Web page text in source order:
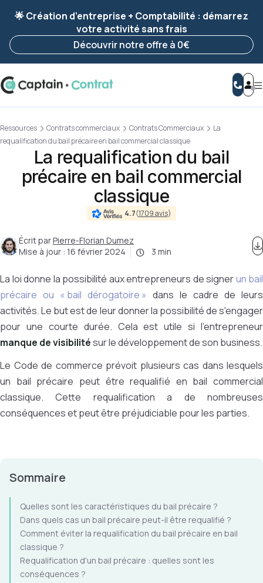
enregistrée 🚀
Reprendre ma démarche
🌟 Création d’entreprise + Comptabilité : démarrez
votre activité sans frais
Découvrir notre offre à 0€
Ressources Contrats commerciaux Contrats Commerciaux
La
requalification du bail précaire en bail commercial classique
La requalification du bail
précaire en bail commercial
classique
4.7(1709 avis)
Écrit parPierre-Florian Dumez
Mise à jour : 16 février 2024 3 min
La loi donne la possibilité aux entrepreneurs de signerun bail
précaire ou « bail dérogatoire » dans le cadre de leurs
activités. Le but est de leur donner la possibilité de s'engager
pour une courte durée. Cela est utile si l'entrepreneur
manque de visibilitésur le développement de son business.
Le Code de commerce prévoit plusieurs cas dans lesquels
un bail précaire peut être requalifié en bail commercial
classique. Cette requalification a de nombreuses
conséquences et peut être préjudiciable pour les parties.
Sommaire
Quelles sont les caractéristiques du bail précaire ?
Dans quels cas un bail précaire peut-il être requalifié ?
Comment éviter la requalification du bail précaire en bail
classique ?
Requalification d'un bail précaire : quelles sont les
conséquences ?